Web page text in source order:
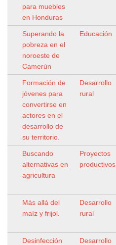
para muebles
en Honduras
Superando la
pobreza en el
noroeste de
Camerún
Educación
Formación de
jóvenes para
convertirse en
actores en el
desarrollo de
su territorio.
Desarrollo
rural
Buscando
alternativas en
agricultura
Proyectos
productivos
Más allá del
maíz y frijol.
Desarrollo
rural
Desinfección
Desarrollo